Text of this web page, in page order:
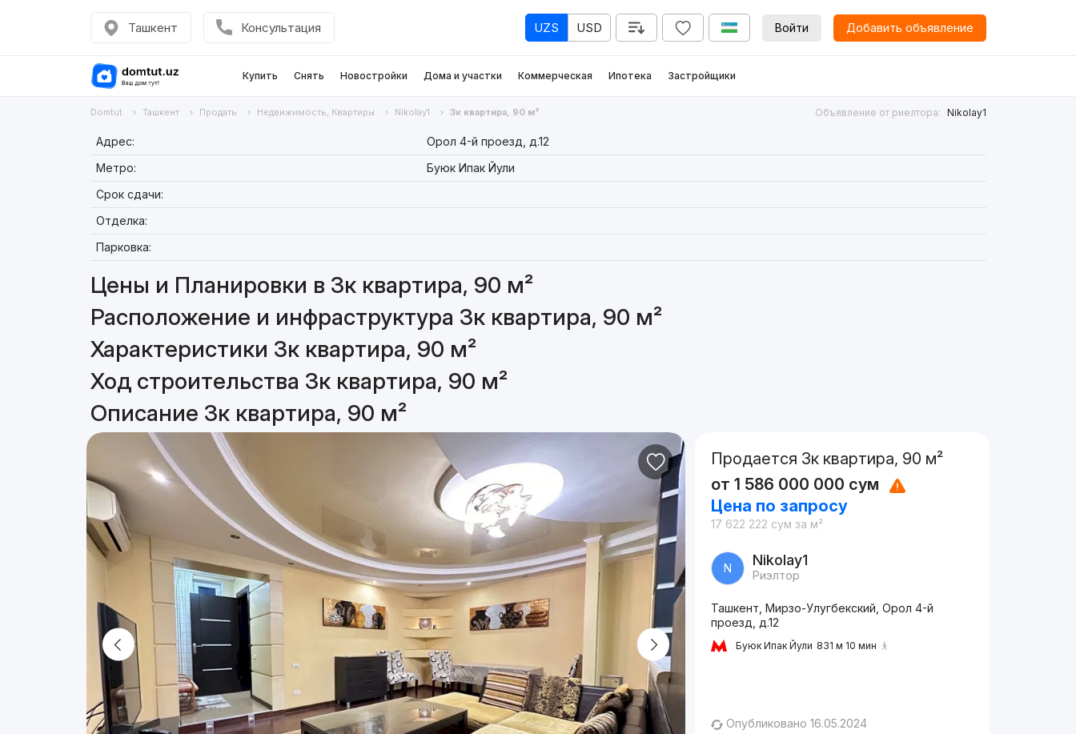
Ташкент Консультация UZS USD Войти Добавить объявление
Купить Снять Новостройки Дома и участки Коммерческая Ипотека Застройщики
Domtut Ташкент Продать Недвижимость, Квартиры Nikolay1 3к квартира, 90 м² Объявление от риелтора: Nikolay1
Адрес:
Орол 4-й проезд, д.12
Метро:
Буюк Ипак Йули
Срок сдачи:
Отделка:
Парковка:
Цены и Планировки в 3к квартира, 90 м²
Расположение и инфраструктура 3к квартира, 90 м²
Характеристики 3к квартира, 90 м²
Ход строительства 3к квартира, 90 м²
Описание 3к квартира, 90 м²
Продается 3к квартира, 90 м²
от 1 586 000 000 сум
Цена по запросу
17 622 222 сум за м²
N Nikolay1
Риэлтор
Ташкент, Мирзо-Улугбекский, Орол 4-й
проезд, д.12
Буюк Ипак Йули 831 м 10 мин
Опубликовано 16.05.2024